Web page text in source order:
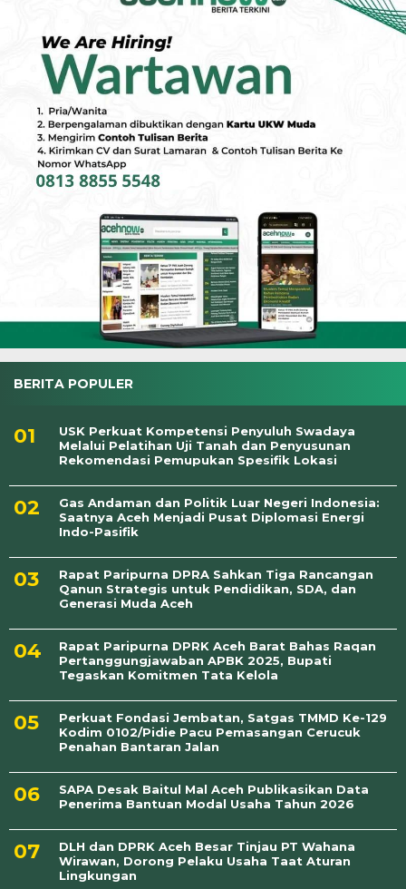
BERITA POPULER
USK Perkuat Kompetensi Penyuluh Swadaya
Melalui Pelatihan Uji Tanah dan Penyusunan
Rekomendasi Pemupukan Spesifik Lokasi
Gas Andaman dan Politik Luar Negeri Indonesia:
Saatnya Aceh Menjadi Pusat Diplomasi Energi
Indo-Pasifik
Rapat Paripurna DPRA Sahkan Tiga Rancangan
Qanun Strategis untuk Pendidikan, SDA, dan
Generasi Muda Aceh
Rapat Paripurna DPRK Aceh Barat Bahas Raqan
Pertanggungjawaban APBK 2025, Bupati
Tegaskan Komitmen Tata Kelola
Perkuat Fondasi Jembatan, Satgas TMMD Ke-129
Kodim 0102/Pidie Pacu Pemasangan Cerucuk
Penahan Bantaran Jalan
SAPA Desak Baitul Mal Aceh Publikasikan Data
Penerima Bantuan Modal Usaha Tahun 2026
DLH dan DPRK Aceh Besar Tinjau PT Wahana
Wirawan, Dorong Pelaku Usaha Taat Aturan
Lingkungan